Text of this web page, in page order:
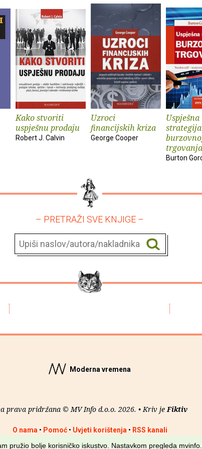
Kako stvoriti
uspješnu prodaju
Robert J. Calvin
Uzroci
financijskih kriza
George Cooper
Uspješna
strategija
trgovanja
Burton
– PRETRAŽI SVE KNJIGE –
Moderna vremena
prava pridržana © MV Info d.o.o. 2026. • Kriv jeFiktiv
O nama• Pomoć• Uvjeti korištenja• RSS kanali
pružio bolje korisničko iskustvo. Nastavkom pregleda